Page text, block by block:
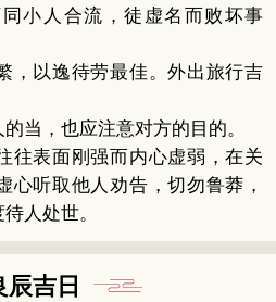
小人合流，徒虚名而败坏事
，以逸待劳最佳。外出旅行吉
的当，也应注意对方的目的。
往表面刚强而内心虚弱，在关
心听取他人劝告，切勿鲁莽，
人处世。
辰吉日